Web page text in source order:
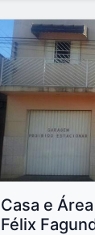
Casa e
Félix